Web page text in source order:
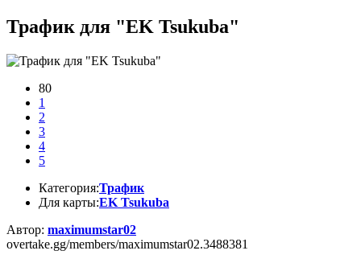
Трафик для "EK Tsukuba"
80
1
2
3
4
5
Категория:Трафик
Для карты:EK Tsukuba
Автор: maximumstar02
overtake.gg/members/maximumstar02.3488381